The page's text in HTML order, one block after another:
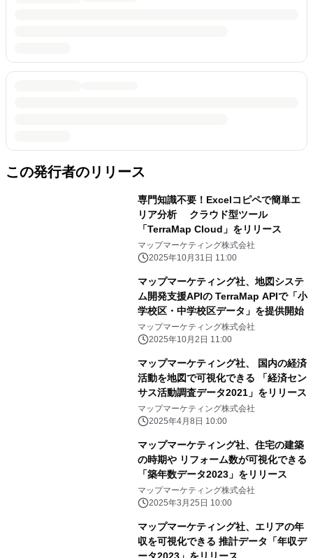
この発行者のリリース
専門知識不要！Excelコピペで簡単エ
リア分析 クラウド型ツール
「TerraMap Cloud」をリリース
マップマーケティング株式会社
2025年10月31日 11:00
マップマーケティング社、地図システ
ム開発支援APIの TerraMap APIで「小
学校区・中学校区データ」を提供開始
マップマーケティング株式会社
2025年10月2日 11:00
マップマーケティング社、 国内の経済
活動を地図で可視化できる 「経済セン
サス活動調査データ2021」をリリース
マップマーケティング株式会社
2025年4月8日 10:00
マップマーケティング社、住宅の建築
の時期や リフォーム数が可視化できる
「築年数データ2023」をリリース
マップマーケティング株式会社
2025年3月25日 10:00
マップマーケティング社、エリアの年
収を可視化できる 推計データ「年収デ